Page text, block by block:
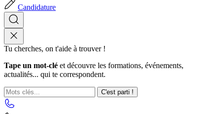
Candidature
Tu cherches, on t'aide à trouver !
Tape un mot-clé et découvre les formations, événements,
actualités... qui te correspondent.
C'est parti !